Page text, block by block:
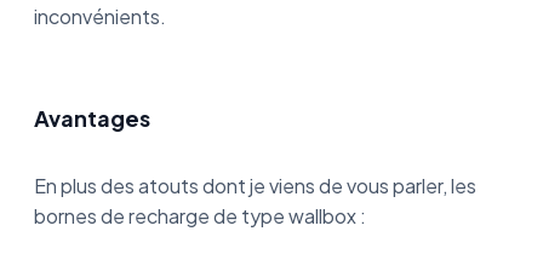
inconvénients.
Avantages
En plus des atouts dont je viens de vous parler, les
bornes de recharge de type wallbox :